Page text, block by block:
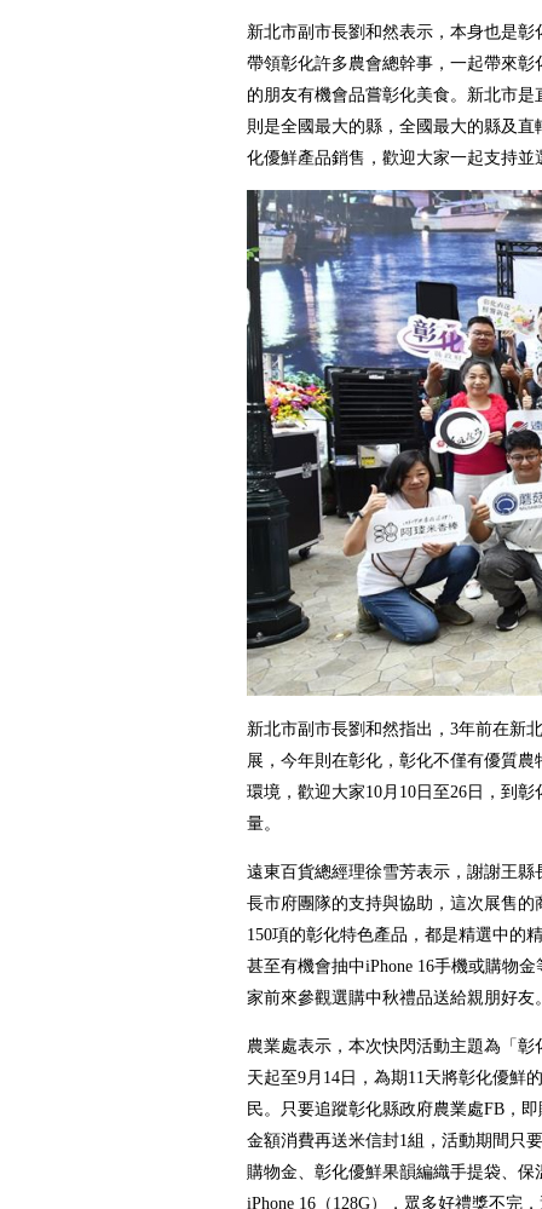
新北市副市長劉和然表示，本身也是
帶領彰化許多農會總幹事，一起帶來
的朋友有機會品嘗彰化美食。新北市
則是全國最大的縣，全國最大的縣及
化優鮮產品銷售，歡迎大家一起支持
新北市副市長劉和然指出，3年前在新
展，今年則在彰化，彰化不僅有優質
環境，歡迎大家10月10日至26日，到
量。
遠東百貨總經理徐雪芳表示，謝謝王
長市府團隊的支持與協助，這次展售
150項的彰化特色產品，都是精選中的
甚至有機會抽中iPhone 16手機或購物
家前來參觀選購中秋禮品送給親朋好
農業處表示，本次快閃活動主題為「
天起至9月14日，為期11天將彰化優鮮
民。只要追蹤彰化縣政府農業處FB，
金額消費再送米信封1組，活動期間只
購物金、彰化優鮮果韻編織手提袋、
iPhone 16（128G），眾多好禮獎不完